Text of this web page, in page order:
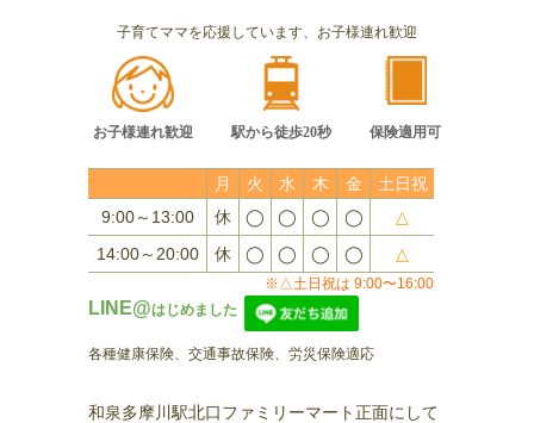
子育てママを応援しています、お子様連れ歓迎
お子様連れ歓迎 駅から徒歩20秒 保険適用可
月 火 水 木 金
土日祝
9:00～13:00
休 ◯ ◯ ◯ ◯
△
14:00～20:00
休 ◯ ◯ ◯ ◯ △
※△土日祝は 9:00〜16:00
LINE@はじめました
各種健康保険、交通事故保険、労災保険適応
和泉多摩川駅北口ファミリーマート正面にして